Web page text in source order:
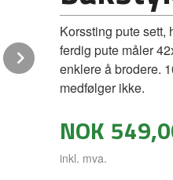
Next
Korssting pute sett,
ferdig pute måler
enklere å brodere.
medfølger ikke.
NOK
inkl. mva.